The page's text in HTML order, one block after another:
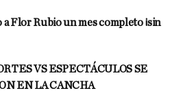
a Flor Rubio un mes completo ¡sin
VS ESPECTÁCULOS SE
EN LA CANCHA